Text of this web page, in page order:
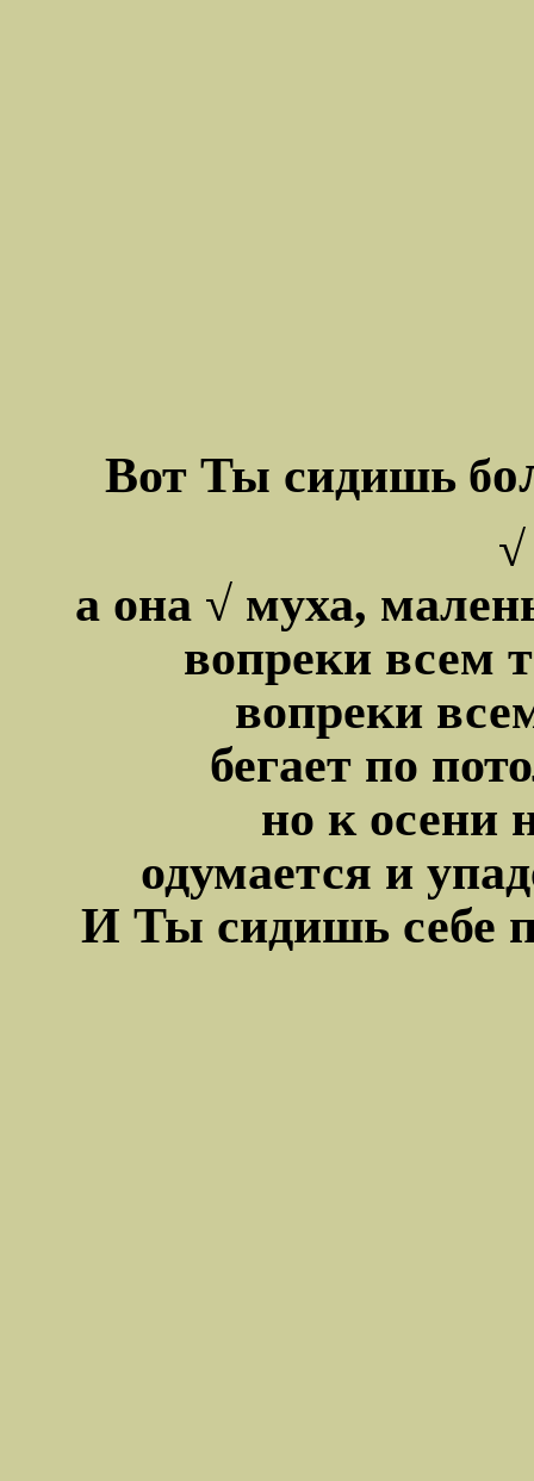
Вот Ты сидишь бо
√
а она √ муха,
вопреки всем
вопреки
бегает по
но к осени
одумается и
И Ты сидишь себе